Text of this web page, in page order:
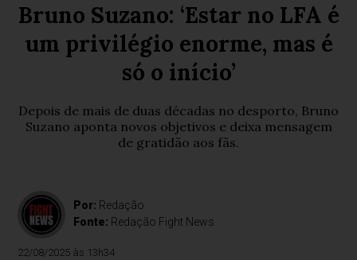
Bruno Suzano: ‘Estar no LFA é
um privilégio enorme, mas é
só o início’
Depois de mais de duas décadas no desporto, Bruno
Suzano aponta novos objetivos e deixa mensagem
de gratidão aos fãs.
Por: Redação
Fonte: Redação Fight News
22/08/2025 às 13h34